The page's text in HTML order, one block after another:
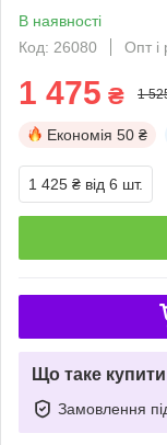
В наявності
Код: 26080
Опт і
1 475 ₴ 1
Економія 50 ₴
1 425 ₴ від 6 шт.
Що таке
Замовлення